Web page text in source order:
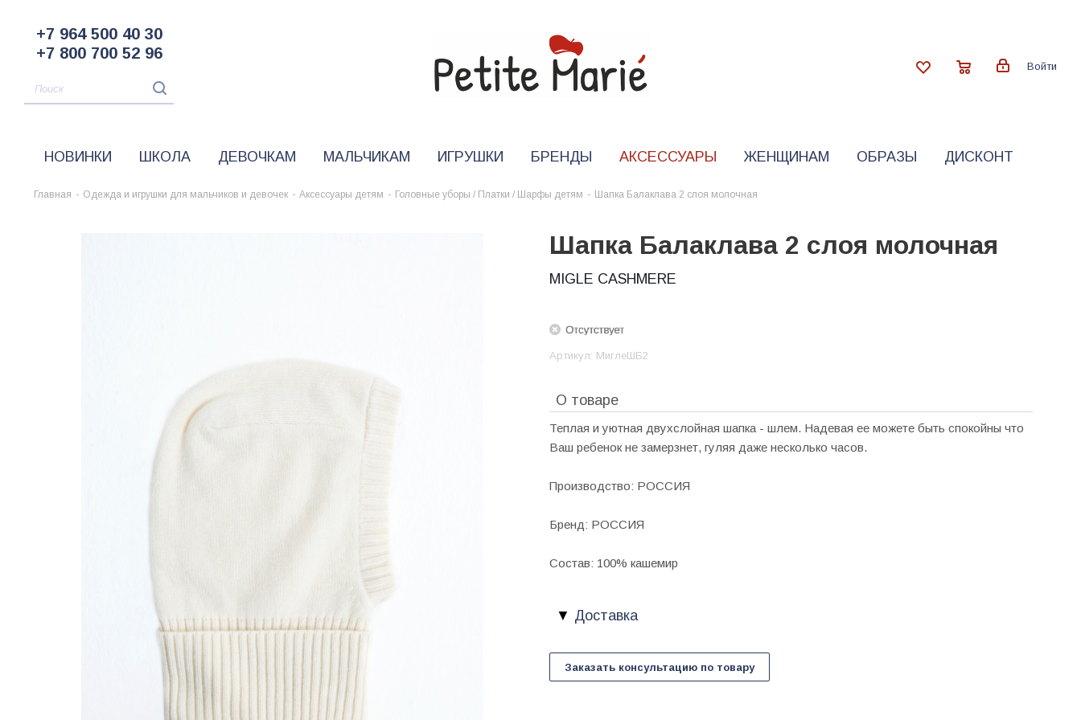
+7 964 500 40 30
+7 800 700 52 96
Войти
НОВИНКИ ШКОЛА ДЕВОЧКАМ МАЛЬЧИКАМ ИГРУШКИ БРЕНДЫ АКСЕССУАРЫ ЖЕНЩИНАМ ОБРАЗЫ ДИСКОНТ
Главная - Одежда и игрушки для мальчиков и девочек - Аксессуары детям - Головные уборы / Платки / Шарфы детям - Шапка Балаклава 2 слоя молочная
Шапка Балаклава 2 слоя молочная
MIGLE CASHMERE
Артикул: МиглеШБ2
О товаре
Теплая и уютная двухслойная шапка - шлем. Надевая ее можете быть спокойны что
Ваш ребенок не замерзнет, гуляя даже несколько часов.
Производство: РОССИЯ
Бренд: РОССИЯ
Состав: 100% кашемир
Доставка
Заказать консультацию по товару